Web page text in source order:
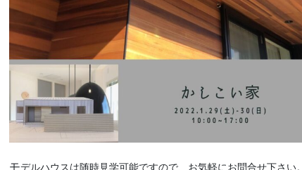
モデルハウスは随時見学可能ですので、お気軽にお問合せ下さい。